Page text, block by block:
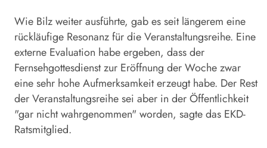
Wie Bilz weiter ausführte, gab es seit längerem eine
rückläufige Resonanz für die Veranstaltungsreihe. Eine
externe Evaluation habe ergeben, dass der
Fernsehgottesdienst zur Eröffnung der Woche zwar
eine sehr hohe Aufmerksamkeit erzeugt habe. Der Rest
der Veranstaltungsreihe sei aber in der Öffentlichkeit
"gar nicht wahrgenommen" worden, sagte das EKD-
Ratsmitglied.